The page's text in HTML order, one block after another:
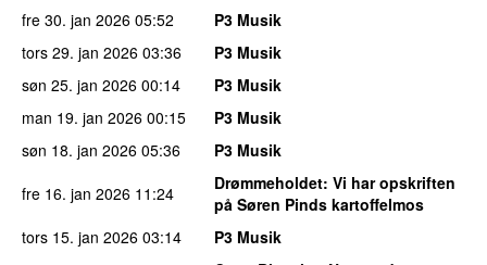
fre 30. jan 2026 05:52
P3 Musik
tors 29. jan 2026 03:36
P3 Musik
søn 25. jan 2026 00:14
P3 Musik
man 19. jan 2026 00:15
P3 Musik
søn 18. jan 2026 05:36
P3 Musik
fre 16. jan 2026 11:24 Drømmeholdet: Vi har opskriften
på Søren Pinds kartoffelmos
tors 15. jan 2026 03:14
P3 Musik